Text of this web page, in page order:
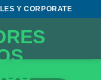
Y CORPORATE